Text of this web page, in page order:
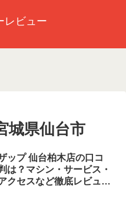
レビュー
城県仙台市
ップ 仙台柏木店の口コ
は？マシン・サービス・
クセスなど徹底レビュ